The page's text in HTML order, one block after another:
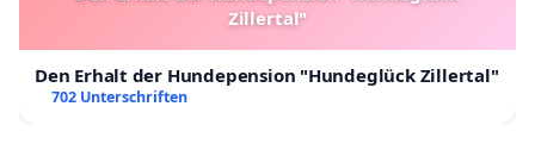
Zillertal"
Den Erhalt der Hundepension "Hundeglück Zillertal"
702 Unterschriften